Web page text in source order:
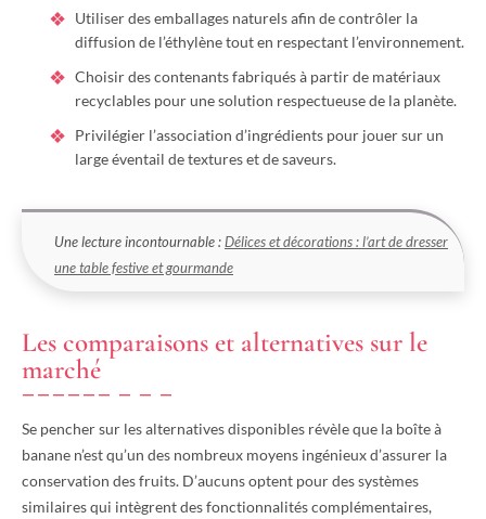
Utiliser des emballages naturels afin de contrôler la
diffusion de l’éthylène tout en respectant l’environnement.
Choisir des contenants fabriqués à partir de matériaux
recyclables pour une solution respectueuse de la planète.
Privilégier l’association d’ingrédients pour jouer sur un
large éventail de textures et de saveurs.
Une lecture incontournable :Délices et décorations : l’art de dresser
une table festive et gourmande
Les comparaisons et alternatives sur le
marché
Se pencher sur les alternatives disponibles révèle que la boîte à
banane n’est qu’un des nombreux moyens ingénieux d’assurer la
conservation des fruits. D’aucuns optent pour des systèmes
similaires qui intègrent des fonctionnalités complémentaires,